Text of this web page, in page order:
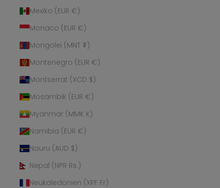
Mexiko (EUR €)
Monaco (EUR €)
Mongolei (MNT ₮)
Montenegro (EUR €)
Montserrat (XCD $)
Mosambik (EUR €)
Myanmar (MMK K)
Namibia (EUR €)
Nauru (AUD $)
Nepal (NPR Rs.)
Neukaledonien (XPF Fr)